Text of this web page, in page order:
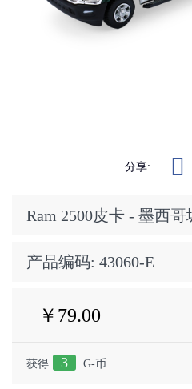
分享:
Ram 2500皮卡 - 墨西
产品编码: 43060-E
￥79.00
获得 3 G-币